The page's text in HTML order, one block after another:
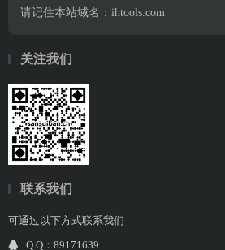
请记住本站域名：ihtools.com
关注我们
联系我们
可通过以下方式联系我们
Q Q：89171639